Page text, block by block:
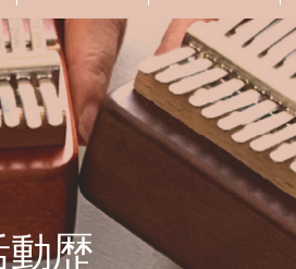
動歴